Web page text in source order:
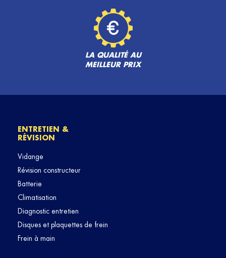
LA QUALITÉ AU
MEILLEUR PRIX
ENTRETIEN &
RÉVISION
Vidange
Révision constructeur
Batterie
Climatisation
Diagnostic entretien
Disques et plaquettes de frein
Frein à main